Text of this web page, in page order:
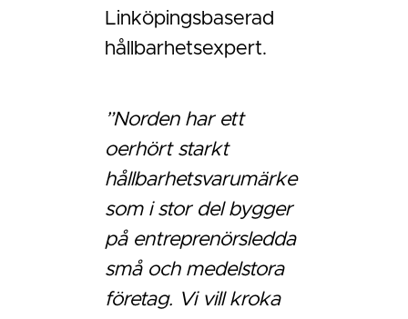
Linköpingsbaserad
hållbarhetsexpert.
”Norden har ett
oerhört starkt
hållbarhetsvarumärke
som i stor del bygger
på entreprenörsledda
små och medelstora
företag. Vi vill kroka